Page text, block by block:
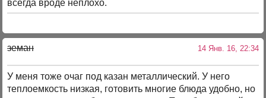
всегда вроде неплохо.
земан 14 Янв. 16, 22:34
У меня тоже очаг под казан металлический. У него
теплоемкость низкая, готовить многие блюда удобно, но